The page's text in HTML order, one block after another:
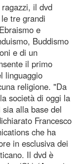
il dvd
tre grandi
e
Buddismo
e di un
il primo
linguaggio
religione. "Da
società di oggi la
alla base del
Francesco
che ha
in esclusiva dei
Il dvd è